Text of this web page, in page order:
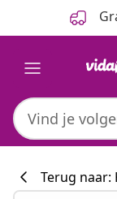
Terug naar: